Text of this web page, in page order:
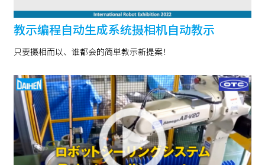
教示编程自动生成系统摄相机自动教示
只要摄相而以、谁都会的简単教示新提案！